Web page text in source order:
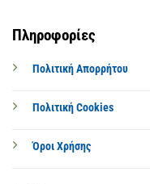
Πληροφορίες
Πολιτική Απορρήτου
Πολιτική Cookies
Όροι Χρήσης